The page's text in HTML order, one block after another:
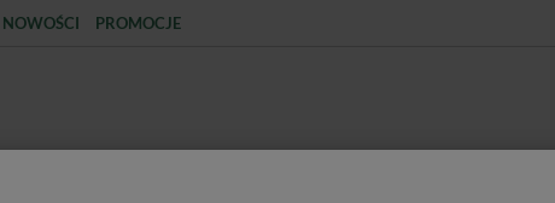
NOWOŚCI PROMOCJE